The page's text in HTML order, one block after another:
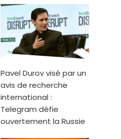
Pavel Durov visé par un
avis de recherche
international :
Telegram défie
ouvertement la Russie